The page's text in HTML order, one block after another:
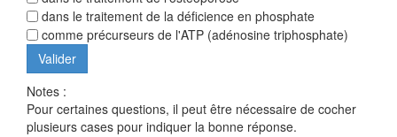
dans le traitement de la déficience en phosphate
comme précurseurs de l'ATP (adénosine triphosphate)
Notes :
Pour certaines questions, il peut être nécessaire de cocher
plusieurs cases pour indiquer la bonne réponse.